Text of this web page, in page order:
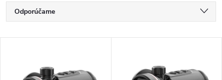
R
a
Odporúčame
Najpredávanejšie